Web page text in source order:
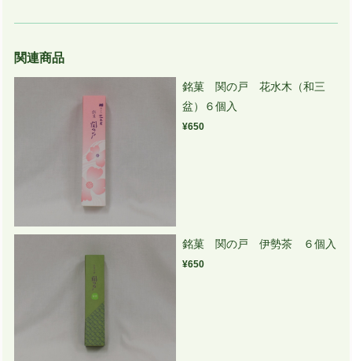
関連商品
銘菓 関の戸 花水木（和三
盆）６個入
¥650
銘菓 関の戸 伊勢茶 ６個入
¥650